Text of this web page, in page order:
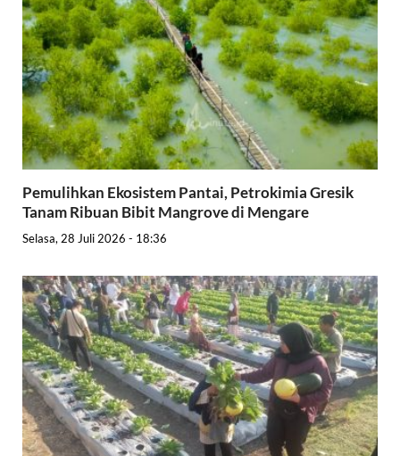
Pemulihkan Ekosistem Pantai, Petrokimia Gresik
Tanam Ribuan Bibit Mangrove di Mengare
Selasa, 28 Juli 2026 - 18:36